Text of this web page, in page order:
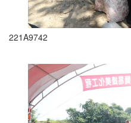
221A9742